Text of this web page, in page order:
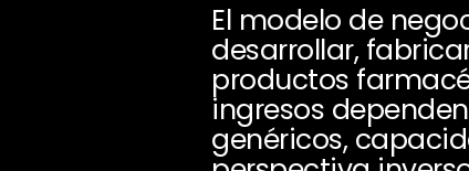
El modelo de
desarrollar,
productos
ingresos
genéricos,